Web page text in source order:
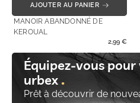
AJOUTER AU PANIER
MANOIR ABANDONNÉ DE
KEROUAL
2,99 €
Équipez-vous
urbex
Prêt à découvrir de